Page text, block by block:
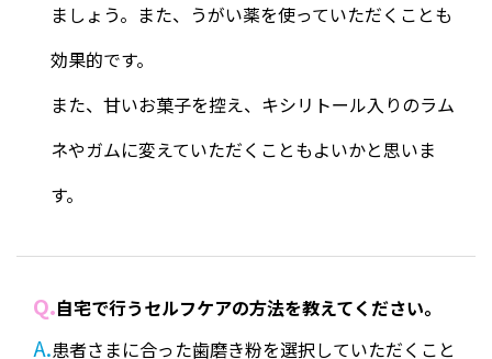
ましょう。また、うがい薬を使っていただくことも
効果的です。
また、甘いお菓子を控え、キシリトール入りのラム
ネやガムに変えていただくこともよいかと思いま
す。
Q.自宅で行うセルフケアの方法を教えてください。
A.患者さまに合った歯磨き粉を選択していただくこと